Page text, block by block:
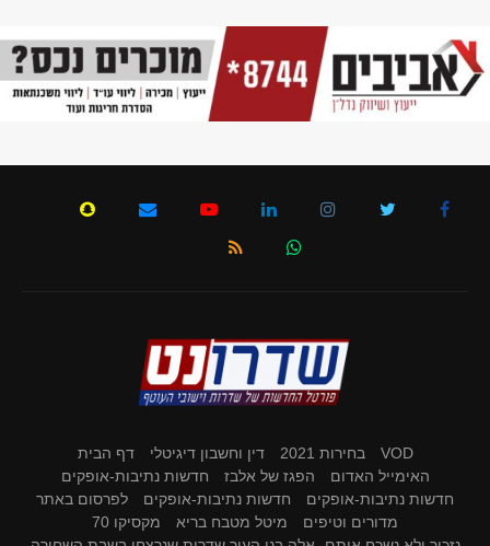
VOD בחירות 2021 דין וחשבון דיגיטלי
דף הבית
האימייל האדום
הפגז של אלבז
חדשות נתיבות-אופקים
חדשות נתיבות-אופקים
חדשות נתיבות-אופקים
לפרסום באתר
מדורים וטיפים
מיטל מטבח בריא
מקסיקו 70